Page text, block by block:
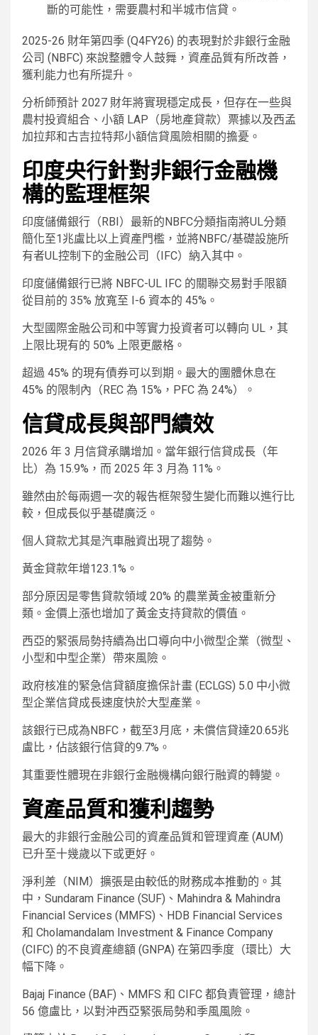
斷的可能性，需要農村和半城市信貸。
2025-26 財年第四季 (Q4FY26) 的表現對於非銀行金融
公司 (NBFC) 來說整體令人鼓舞，資產品質有所改善，
獲利能力也有所提升。
分析師預計 2027 財年將實現穩定成長，但存在一些與
農村投資組合、小額 LAP（房地產貸款）票據以及西孟
加拉邦和古吉拉特邦小額信貸風險相關的擔憂。
印度央行針對非銀行金融機
構的監理框架
印度儲備銀行（RBI）最新的NBFC分類指南將UL分類
簡化至1兆盧比以上資產門檻，並將NBFC/基礎設施所
有者UL控制下的金融公司（IFC）納入其中。
印度儲備銀行已將 NBFC-UL IFC 的關聯交易對手限額
從目前的 35% 放寬至 I-6 資本的 45%。
大型國際金融公司和中等實力投資者可以轉向 UL，其
上限比現有的 50% 上限更嚴格。
超過 45% 的現有債券可以到期。最大的團體休息在
45% 的限制內（REC 為 15%，PFC 為 24%）。
信貸成長與部門績效
2026 年 3 月信貸承購增加。當年銀行信貸成長（年
比）為 15.9%，而 2025 年 3 月為 11%。
雖然由於每兩週一次的報告框架發生變化而難以進行比
較，但成長似乎基礎廣泛。
個人貸款尤其是汽車融資出現了趨勢。
黃金貸款年增123.1%。
部分原因是零售貸款領域 20% 的農業黃金被重新分
類。金價上漲也增加了黃金支持貸款的價值。
西亞的緊張局勢持續為出口導向中小微型企業（微型、
小型和中型企業）帶來風險。
政府核准的緊急信貸額度擔保計畫 (ECLGS) 5.0 中小微
型企業信貸成長速度快於大型產業。
該銀行已成為NBFC，截至3月底，未償信貸達20.65兆
盧比，佔該銀行信貸的9.7%。
其重要性體現在非銀行金融機構向銀行融資的轉變。
資產品質和獲利趨勢
最大的非銀行金融公司的資產品質和管理資產 (AUM)
已升至十幾歲以下或更好。
淨利差（NIM）擴張是由較低的財務成本推動的。其
中，Sundaram Finance (SUF)、Mahindra & Mahindra
Financial Services (MMFS)、HDB Financial Services
和 Cholamandalam Investment & Finance Company
(CIFC) 的不良資產總額 (GNPA) 在第四季度（環比）大
幅下降。
Bajaj Finance (BAF)、MMFS 和 CIFC 都負責管理，總計
56 億盧比，以對沖西亞緊張局勢和季風風險。